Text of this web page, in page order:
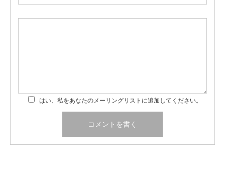
はい、私をあなたのメーリングリストに追加してください。